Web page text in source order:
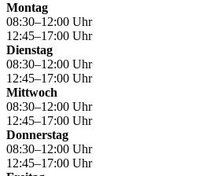
Montag
08:30–12:00 Uhr
12:45–17:00 Uhr
Dienstag
08:30–12:00 Uhr
12:45–17:00 Uhr
Mittwoch
08:30–12:00 Uhr
12:45–17:00 Uhr
Donnerstag
08:30–12:00 Uhr
12:45–17:00 Uhr